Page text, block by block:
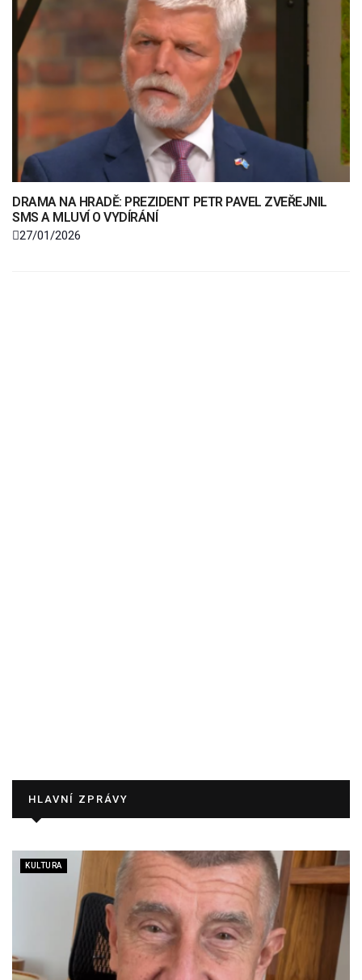
DRAMA NA HRADĚ: PREZIDENT PETR PAVEL ZVEŘEJNIL
SMS A MLUVÍ O VYDÍRÁNÍ
27/01/2026
HLAVNÍ ZPRÁVY
KULTURA